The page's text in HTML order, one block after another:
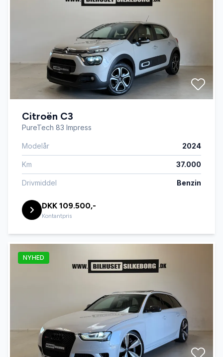
Citroën C3
PureTech 83 Impress
Modelår 2024
Km 37.000
Drivmiddel Benzin
DKK 109.500,-
Kontantpris
NYHED